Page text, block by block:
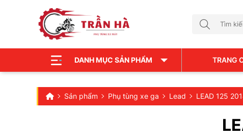
DANH MỤC SẢN PHẨM TRANG
Sản phẩm Phụ tùng xe ga Lead LEAD 125